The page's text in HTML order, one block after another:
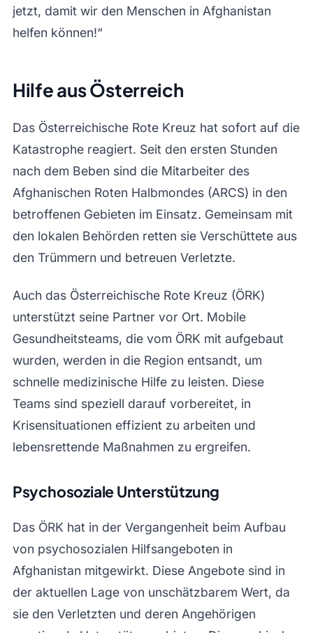
jetzt, damit wir den Menschen in Afghanistan
helfen können!“
Hilfe aus Österreich
Das Österreichische Rote Kreuz hat sofort auf die
Katastrophe reagiert. Seit den ersten Stunden
nach dem Beben sind die Mitarbeiter des
Afghanischen Roten Halbmondes (ARCS) in den
betroffenen Gebieten im Einsatz. Gemeinsam mit
den lokalen Behörden retten sie Verschüttete aus
den Trümmern und betreuen Verletzte.
Auch das Österreichische Rote Kreuz (ÖRK)
unterstützt seine Partner vor Ort. Mobile
Gesundheitsteams, die vom ÖRK mit aufgebaut
wurden, werden in die Region entsandt, um
schnelle medizinische Hilfe zu leisten. Diese
Teams sind speziell darauf vorbereitet, in
Krisensituationen effizient zu arbeiten und
lebensrettende Maßnahmen zu ergreifen.
Psychosoziale Unterstützung
Das ÖRK hat in der Vergangenheit beim Aufbau
von psychosozialen Hilfsangeboten in
Afghanistan mitgewirkt. Diese Angebote sind in
der aktuellen Lage von unschätzbarem Wert, da
sie den Verletzten und deren Angehörigen